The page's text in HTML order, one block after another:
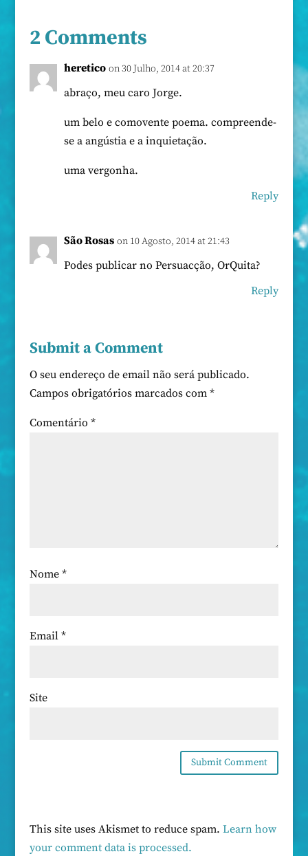
2 Comments
heretico on 30 Julho, 2014 at 20:37
abraço, meu caro Jorge.
um belo e comovente poema. compreende-
se a angústia e a inquietação.
uma vergonha.
Reply
São Rosas on 10 Agosto, 2014 at 21:43
Podes publicar no Persuacção, OrQuita?
Reply
Submit a Comment
O seu endereço de email não será publicado.
Campos obrigatórios marcados com *
Comentário *
Nome *
Email *
Site
This site uses Akismet to reduce spam. Learn how
your comment data is processed.